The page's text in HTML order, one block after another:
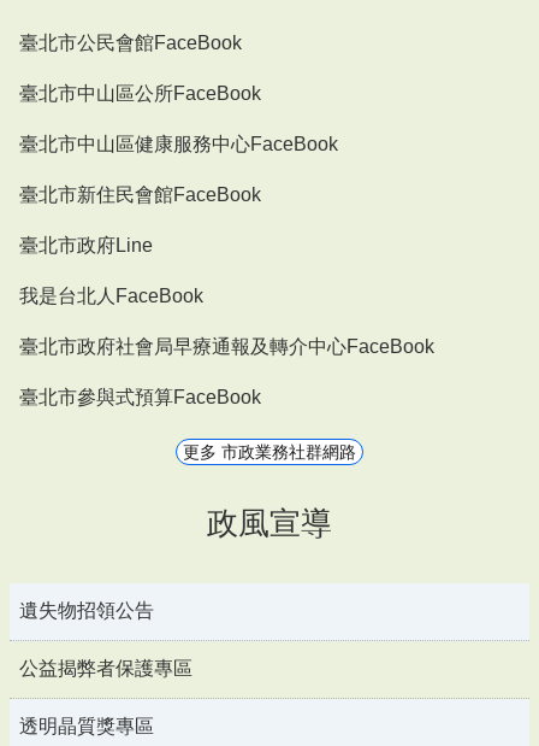
臺北市公民會館FaceBook
臺北市中山區公所FaceBook
臺北市中山區健康服務中心FaceBook
臺北市新住民會館FaceBook
臺北市政府Line
我是台北人FaceBook
臺北市政府社會局早療通報及轉介中心FaceBook
臺北市參與式預算FaceBook
更多 市政業務社群網路
政風宣導
遺失物招領公告
公益揭弊者保護專區
透明晶質獎專區